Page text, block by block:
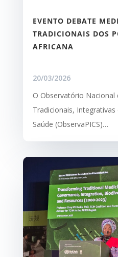
EVENTO DEBATE
TRADICIONAIS DOS
AFRICANA
20/03/2026
O Observatório Nacional
Tradicionais,
Saúde (ObservaPICS)…